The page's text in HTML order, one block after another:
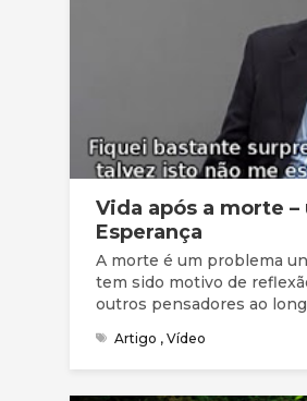
Vida após a morte
Esperança
A morte é um problema
tem sido motivo de
outros pensadores ao
seis características que a
mistério, é universal, é
Artigo , Vídeo